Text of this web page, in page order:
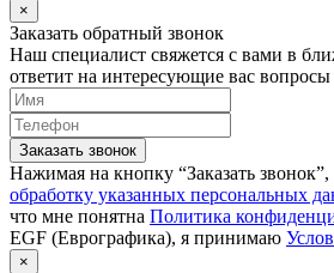
×
Заказать обратный звонок
Наш специалист свяжется с вами в
ответит на интересующие вас вопросы
Заказать звонок
Нажимая на кнопку “Заказать
обработку указанных персональных
что мне понятна Политика
EGF (Еврографика), я принимаю
×